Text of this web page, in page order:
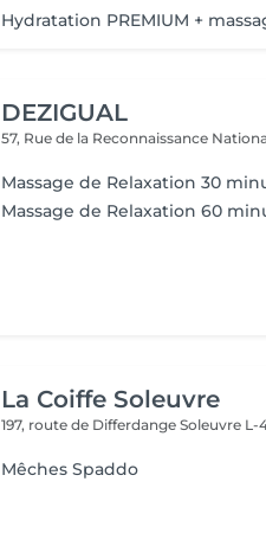
Hydratation PREMIUM +
DEZIGUAL
57, Rue de la Reconnaissance
Massage de Relaxation 30
Massage de Relaxation 60
La Coiffe Soleuvre
197, route de DifferdangeSoleuvre L-
Mêches Spaddo